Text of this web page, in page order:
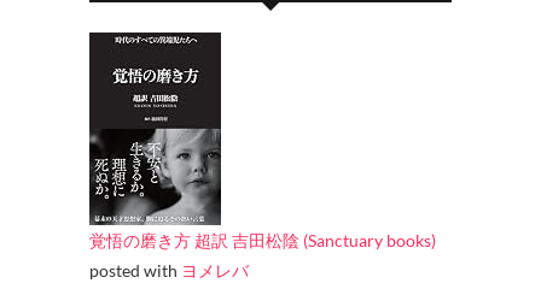
覚悟の磨き方 超訳 吉田松陰 (Sanctuary books)
posted with ヨメレバ